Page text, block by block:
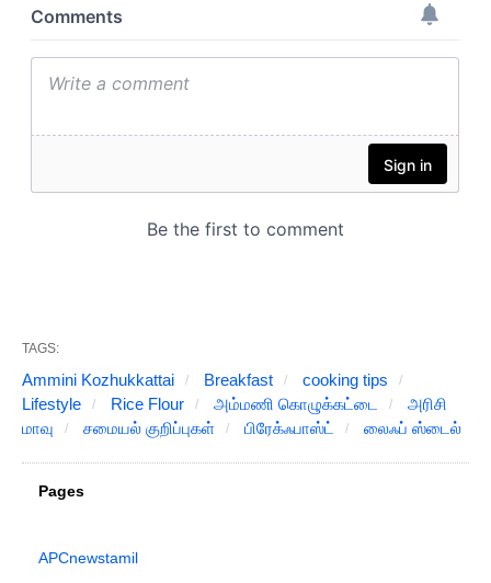
TAGS:
Ammini Kozhukkattai Breakfast
cooking tips
Lifestyle
Rice Flour அம்மணி கொழுக்கட்டை
அரிசி
மாவு
சமையல் குறிப்புகள் பிரேக்ஃபாஸ்ட் லைஃப் ஸ்டைல்
Pages
APCnewstamil